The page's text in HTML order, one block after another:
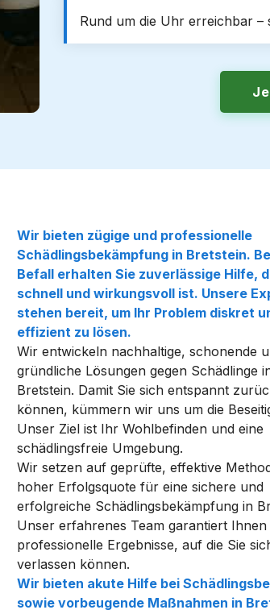
Rund um die Uhr erreichbar –
Wir bieten zügige und professionelle
Schädlingsbekämpfung in Bretstein.
Befall erhalten Sie zuverlässige Hilfe,
schnell und wirkungsvoll ist. Unsere
stehen bereit, um Ihr Problem diskret
effizient zu lösen.
Wir entwickeln nachhaltige, schonende
gründliche Lösungen gegen Schädlinge
Bretstein. Damit Sie sich entspannt
können, kümmern wir uns um die
Unser Ziel ist Ihr Wohlbefinden und eine
schädlingsfreie Umgebung.
Wir setzen auf geprüfte, effektive
hoher Erfolgsquote für eine sichere und
erfolgreiche Schädlingsbekämpfung in
Unser erfahrenes Team garantiert Ihnen
professionelle Ergebnisse, auf die Sie
verlassen können.
Wir bieten akute Hilfe bei
sowie vorbeugende Maßnahmen in